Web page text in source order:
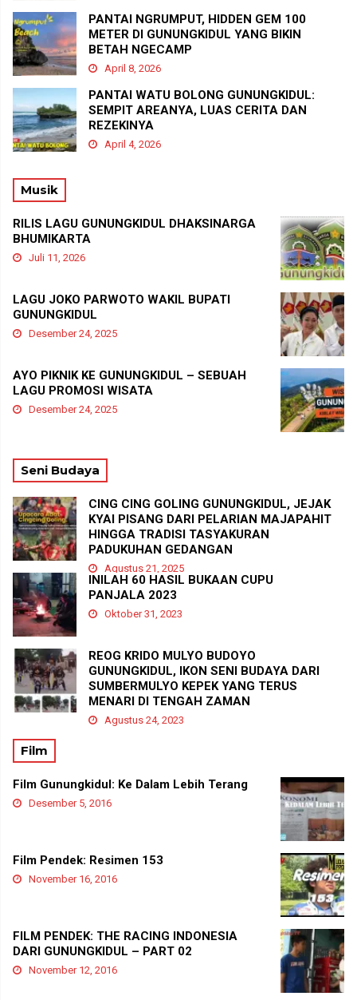
PANTAI NGRUMPUT, HIDDEN GEM 100
METER DI GUNUNGKIDUL YANG BIKIN
BETAH NGECAMP
April 8, 2026
PANTAI WATU BOLONG GUNUNGKIDUL:
SEMPIT AREANYA, LUAS CERITA DAN
REZEKINYA
April 4, 2026
Musik
RILIS LAGU GUNUNGKIDUL DHAKSINARGA
BHUMIKARTA
Juli 11, 2026
LAGU JOKO PARWOTO WAKIL BUPATI
GUNUNGKIDUL
Desember 24, 2025
AYO PIKNIK KE GUNUNGKIDUL – SEBUAH
LAGU PROMOSI WISATA
Desember 24, 2025
Seni Budaya
CING CING GOLING GUNUNGKIDUL, JEJAK
KYAI PISANG DARI PELARIAN MAJAPAHIT
HINGGA TRADISI TASYAKURAN
PADUKUHAN GEDANGAN
Agustus 21, 2025
INILAH 60 HASIL BUKAAN CUPU
PANJALA 2023
Oktober 31, 2023
REOG KRIDO MULYO BUDOYO
GUNUNGKIDUL, IKON SENI BUDAYA DARI
SUMBERMULYO KEPEK YANG TERUS
MENARI DI TENGAH ZAMAN
Agustus 24, 2023
Film
Film Gunungkidul: Ke Dalam Lebih Terang
Desember 5, 2016
Film Pendek: Resimen 153
November 16, 2016
FILM PENDEK: THE RACING INDONESIA
DARI GUNUNGKIDUL – PART 02
November 12, 2016